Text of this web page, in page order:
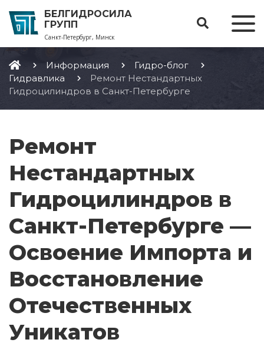
БЕЛГИДРОСИЛА
ГРУПП
Санкт-Петербург, Минск
Информация
Гидро-блог
Гидравлика
Ремонт Нестандартных
Гидроцилиндров в Санкт-Петербурге
Ремонт
Нестандартных
Гидроцилиндров в
Санкт-Петербурге —
Освоение Импорта и
Восстановление
Отечественных
Уникатов